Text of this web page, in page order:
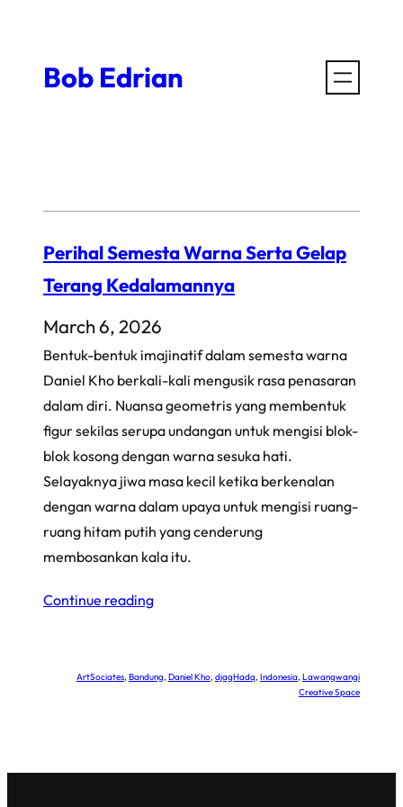
contentBob Edrian
Perihal Semesta Warna Serta Gelap
Terang Kedalamannya
March 6, 2026
Bentuk-bentuk imajinatif dalam semesta warna
Daniel Kho berkali-kali mengusik rasa penasaran
dalam diri. Nuansa geometris yang membentuk
figur sekilas serupa undangan untuk mengisi blok-
blok kosong dengan warna sesuka hati.
Selayaknya jiwa masa kecil ketika berkenalan
dengan warna dalam upaya untuk mengisi ruang-
ruang hitam putih yang cenderung
membosankan kala itu.
Continue reading
ArtSociates, Bandung, Daniel Kho, djagHadq, Indonesia, Lawangwangi
Creative Space